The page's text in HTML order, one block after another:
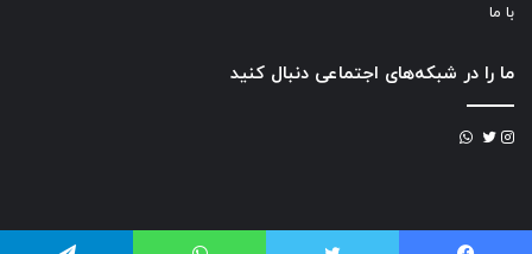
با ما
ما را در شبکه‌های اجتماعی دنبال کنید